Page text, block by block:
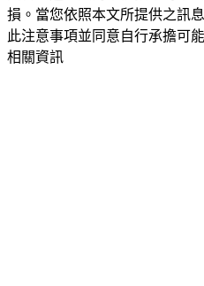
損。當您依照本文所提供之訊
此注意事項並同意自行承擔可
相關資訊